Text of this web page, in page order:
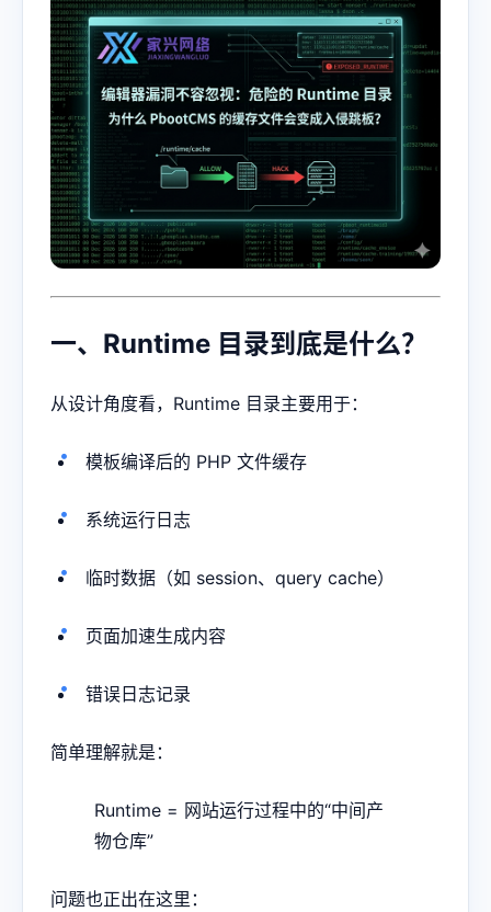
一、Runtime 目录到底是什么？
从设计角度看，Runtime 目录主要用于：
模板编译后的 PHP 文件缓存
系统运行日志
临时数据（如 session、query cache）
页面加速生成内容
错误日志记录
简单理解就是：
Runtime = 网站运行过程中的“中间产
物仓库”
问题也正出在这里：